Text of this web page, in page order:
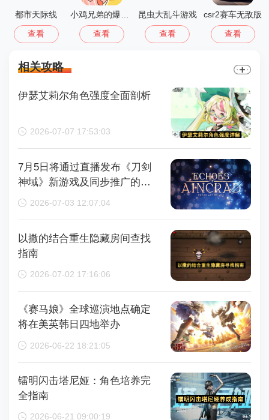
都市天际线
查看 查看
昆虫大乱斗游戏
查看
csr2赛车无敌版
查看
相关攻略
伊瑟艾莉尔角色强度全面剖析
2026-07-07 17:53:03
7月5日将通过直播发布《刀剑
神域》新游戏及同步推广的动
画内容，整场直播时长为110分
2026-07-03 12:07:04
以撒的结合重生隐藏房间查找
指南
2026-07-02 17:16:06
《赛马娘》全球巡演地点确定
将在美英韩日四地举办
2026-06-22 18:21:05
镭明闪击塔尼娅：角色培养完
全指南
2026-06-21 09:00:19